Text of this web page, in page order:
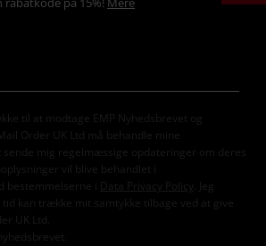
til at modtage EMP Nyhedsbrevet og
Order UK Ltd må behandle mine
mig regelmæssige opdateringer om deres
vil blive behandlet i
bestemmelserne i
Data Privacy Policy
. Jeg
tid kan trække mit samtykke tilbage ved at give
UK Ltd.